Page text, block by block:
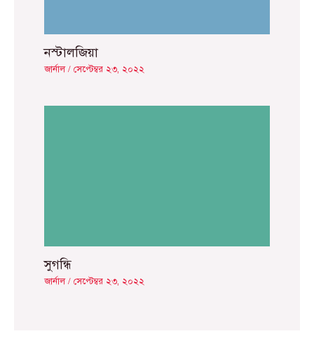
নস্টালজিয়া
জার্নাল/সেপ্টেম্বর ২৩, ২০২২
সুগন্ধি
জার্নাল/সেপ্টেম্বর ২৩, ২০২২